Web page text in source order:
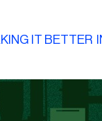
IT BETTER